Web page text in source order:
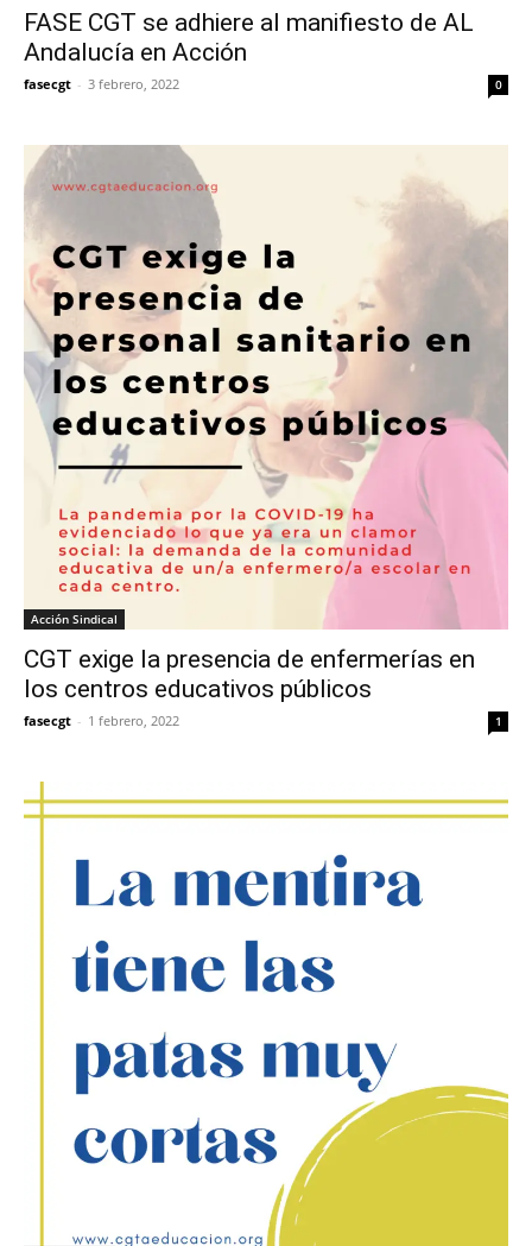
FASE CGT se adhiere al manifiesto de AL
Andalucía en Acción
fasecgt - 3 febrero, 2022 0
Acción Sindical
CGT exige la presencia de enfermerías en
los centros educativos públicos
fasecgt - 1 febrero, 2022 1